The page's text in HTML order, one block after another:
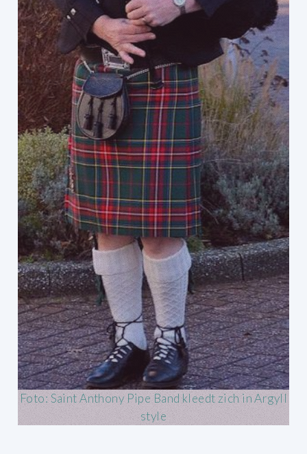
Foto: Saint Anthony Pipe Band kleedt zich in Argyll
style